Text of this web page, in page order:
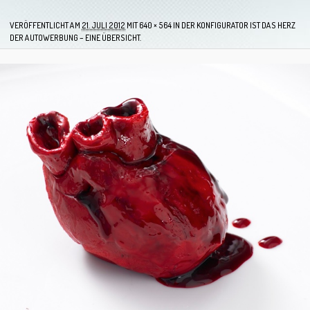
VERÖFFENTLICHT AM 21. JULI 2012 MIT640 × 564 IN DER KONFIGURATOR IST DAS HERZ
DER AUTOWERBUNG – EINE ÜBERSICHT.